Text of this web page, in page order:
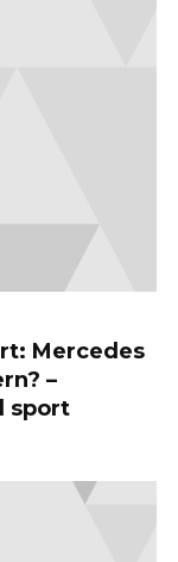
Mercedes
–
sport